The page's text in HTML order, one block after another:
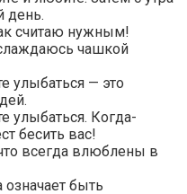
день.
считаю нужным!
чашкой
улыбаться — это
улыбаться. Когда-
бесить вас!
всегда влюблены в
означает быть